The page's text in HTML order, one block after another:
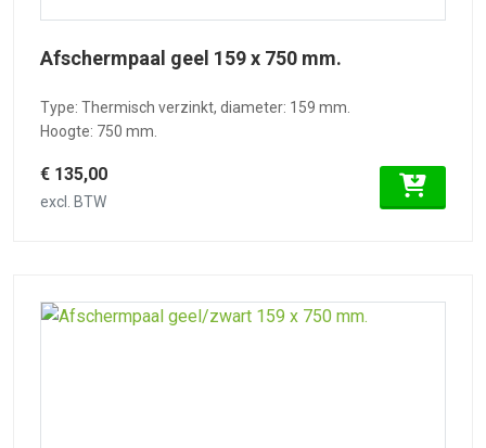
Afschermpaal geel 159 x 750 mm.
Type: Thermisch verzinkt, diameter: 159 mm.
Hoogte: 750 mm.
€ 135,00
excl. BTW